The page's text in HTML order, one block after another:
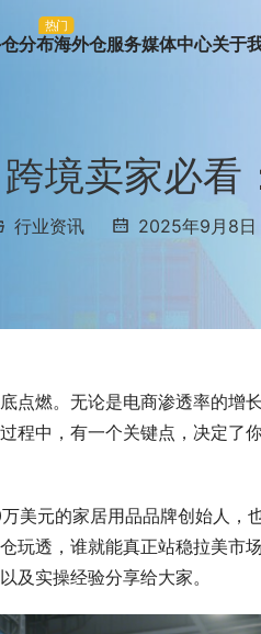
分布
热门
海外仓服务媒体中心关于
境卖家必看
行业资讯 2025年9月8日
点燃。无论是电商渗透率的增
中，有一个关键点，决定了
美元的家居用品品牌创始人，
玩透，谁就能真正站稳拉美市
及实操经验分享给大家。
携手共